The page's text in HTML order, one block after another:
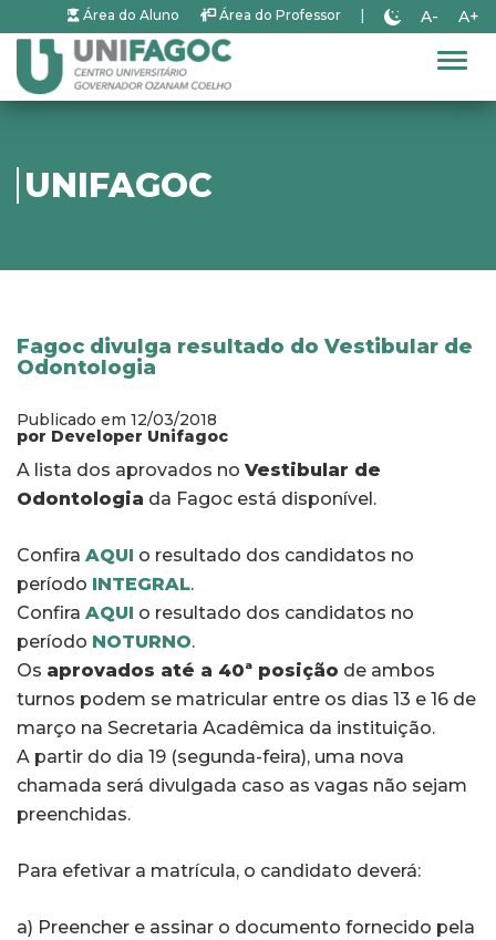
Área do Aluno Área do Professor A- A+
UNIFAGOC
Fagoc divulga resultado do Vestibular de
Odontologia
Publicado em 12/03/2018
por Developer Unifagoc
A lista dos aprovados no Vestibular de
Odontologia da Fagoc está disponível.
Confira AQUI o resultado dos candidatos no
período INTEGRAL.
Confira AQUI o resultado dos candidatos no
período NOTURNO.
Os aprovados até a 40ª posição de ambos
turnos podem se matricular entre os dias 13 e 16 de
março na Secretaria Acadêmica da instituição.
A partir do dia 19 (segunda-feira), uma nova
chamada será divulgada caso as vagas não sejam
preenchidas.
Para efetivar a matrícula, o candidato deverá:
a) Preencher e assinar o documento fornecido pela